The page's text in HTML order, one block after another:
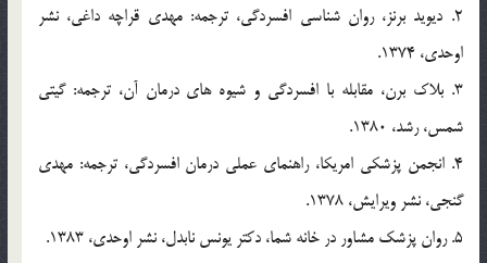
2. ديويد برنز، روان شناسي افسردگي، ترجمه: مهدي قراچه داغي، نشر
اوحدي، 1374.
3. بلاك برن، مقابله با افسردگي و شيوه هاي درمان آن، ترجمه: گيتي
شمس، رشد، 1380.
4. انجمن پزشكي امريكا، راهنماي عملي درمان افسردگي، ترجمه: مهدي
گنجي، نشر ويرايش، 1378.
5. روان پزشك مشاور در خانه شما، دكتر يونس نابدل، نشر اوحدي، 1383.